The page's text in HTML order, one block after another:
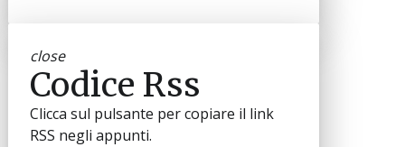
close
Codice Rss
Clicca sul pulsante per copiare il link
RSS negli appunti.